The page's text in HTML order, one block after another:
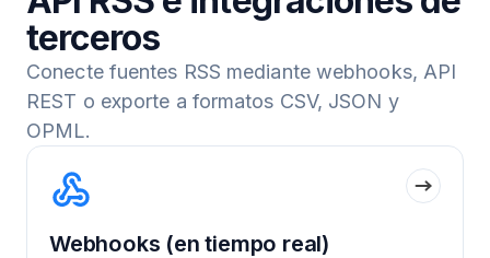
terceros
Conecte fuentes RSS mediante webhooks, API
REST o exporte a formatos CSV, JSON y
OPML.
Webhooks (en tiempo real)